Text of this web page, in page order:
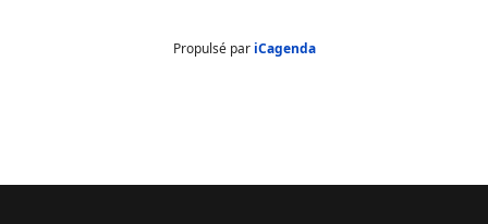
Propulsé par iCagenda